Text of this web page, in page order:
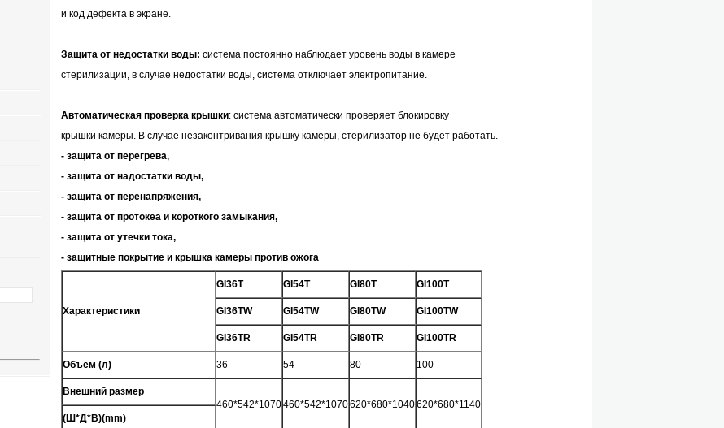
и код дефекта в экране.
Защита от недостатки воды: система постоянно наблюдает уровень воды в камере
стерилизации, в случае недостатки воды, система отключает электропитание.
Автоматическая проверка крышки: система автоматически проверяет блокировку
крышки камеры. В случае незаконтривания крышку камеры, стерилизатор не будет работать.
- защита от перегрева,
- защита от надостатки воды,
- защита от перенапряжения,
- защита от протокеа и короткого замыкания,
- защита от утечки тока,
- защитные покрытие и крышка камеры против ожога
Характеристики
GI36T GI54T GI80T GI100T
GI36TW GI54TW GI80TW GI100TW
GI36TR GI54TR GI80TR GI100TR
Объем (л) 36 54 80 100
Внешний размер
460*542*1070460*542*1070620*680*1040620*680*1140
(Ш*Д*В)(mm)